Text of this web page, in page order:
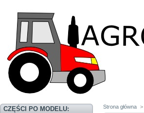
CZĘŚCI PO MODELU: Strona główna >